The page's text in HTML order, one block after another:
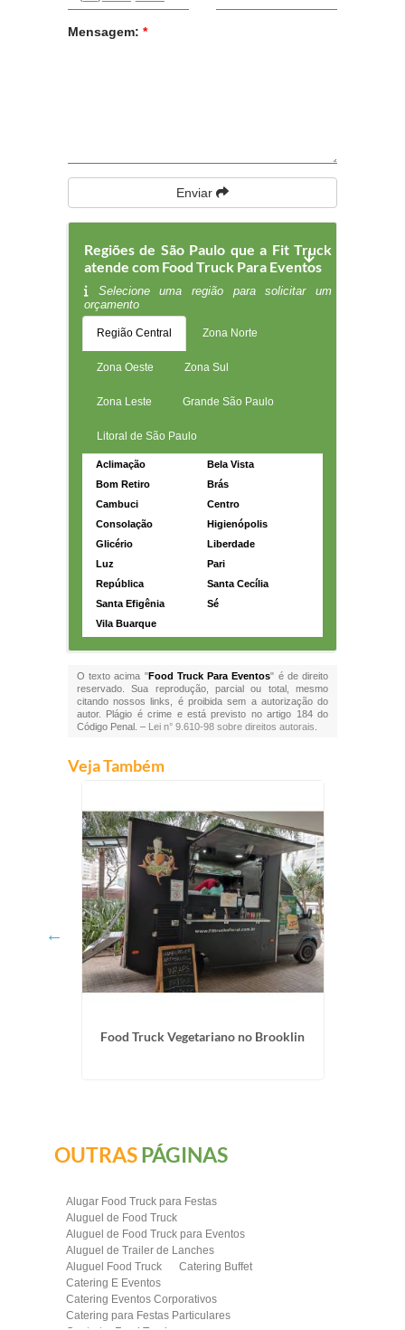
Mensagem: *
Enviar
Regiões de São Paulo que a Fit Truck
atende com Food Truck Para Eventos
Selecione uma região para solicitar um
orçamento
Região Central Zona Norte
Zona Oeste Zona Sul
Zona Leste Grande São Paulo
Litoral de São Paulo
Aclimação
Bela Vista
Bom Retiro
Brás
Cambuci
Centro
Consolação
Higienópolis
Glicério
Liberdade
Luz
Pari
República
Santa Cecília
Santa Efigênia
Sé
Vila Buarque
O texto acima "Food Truck Para Eventos" é de direito
reservado. Sua reprodução, parcial ou total, mesmo
citando nossos links, é proibida sem a autorização do
autor. Plágio é crime e está previsto no artigo 184 do
Código Penal. – Lei n° 9.610-98 sobre direitos autorais
Veja Também
Food Truck Vegetariano no Brooklin
OUTRASPÁGINAS
Alugar Food Truck para Festas
Aluguel de Food Truck
Aluguel de Food Truck para Eventos
Aluguel de Trailer de Lanches
Aluguel Food Truck
Catering Buffet
Catering E Eventos
Catering Eventos Corporativos
Catering para Festas Particulares